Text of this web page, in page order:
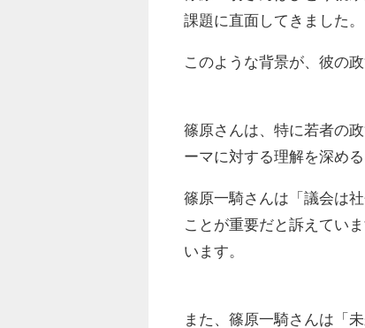
課題に直面してきました。
このような背景が、彼の
篠原さんは、特に若者の
ーマに対する理解を深め
篠原一騎さんは「議会は
ことが重要だと訴えてい
います。
また、篠原一騎さんは「